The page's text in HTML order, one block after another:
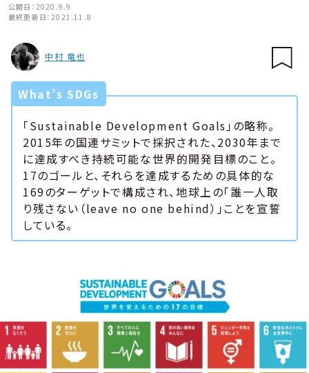
公開日： 2020.9.9
最終更新日： 2021.11.8
中村 竜也
What’s SDGs
「Sustainable Development Goals」の略称。
2015年の国連サミットで採択された、2030年まで
に達成すべき持続可能な世界的開発目標のこと。
17のゴールと、それらを達成するための具体的な
169のターゲットで構成され、地球上の「誰一人取
り残さない（leave no one behind）」ことを宣誓
している。